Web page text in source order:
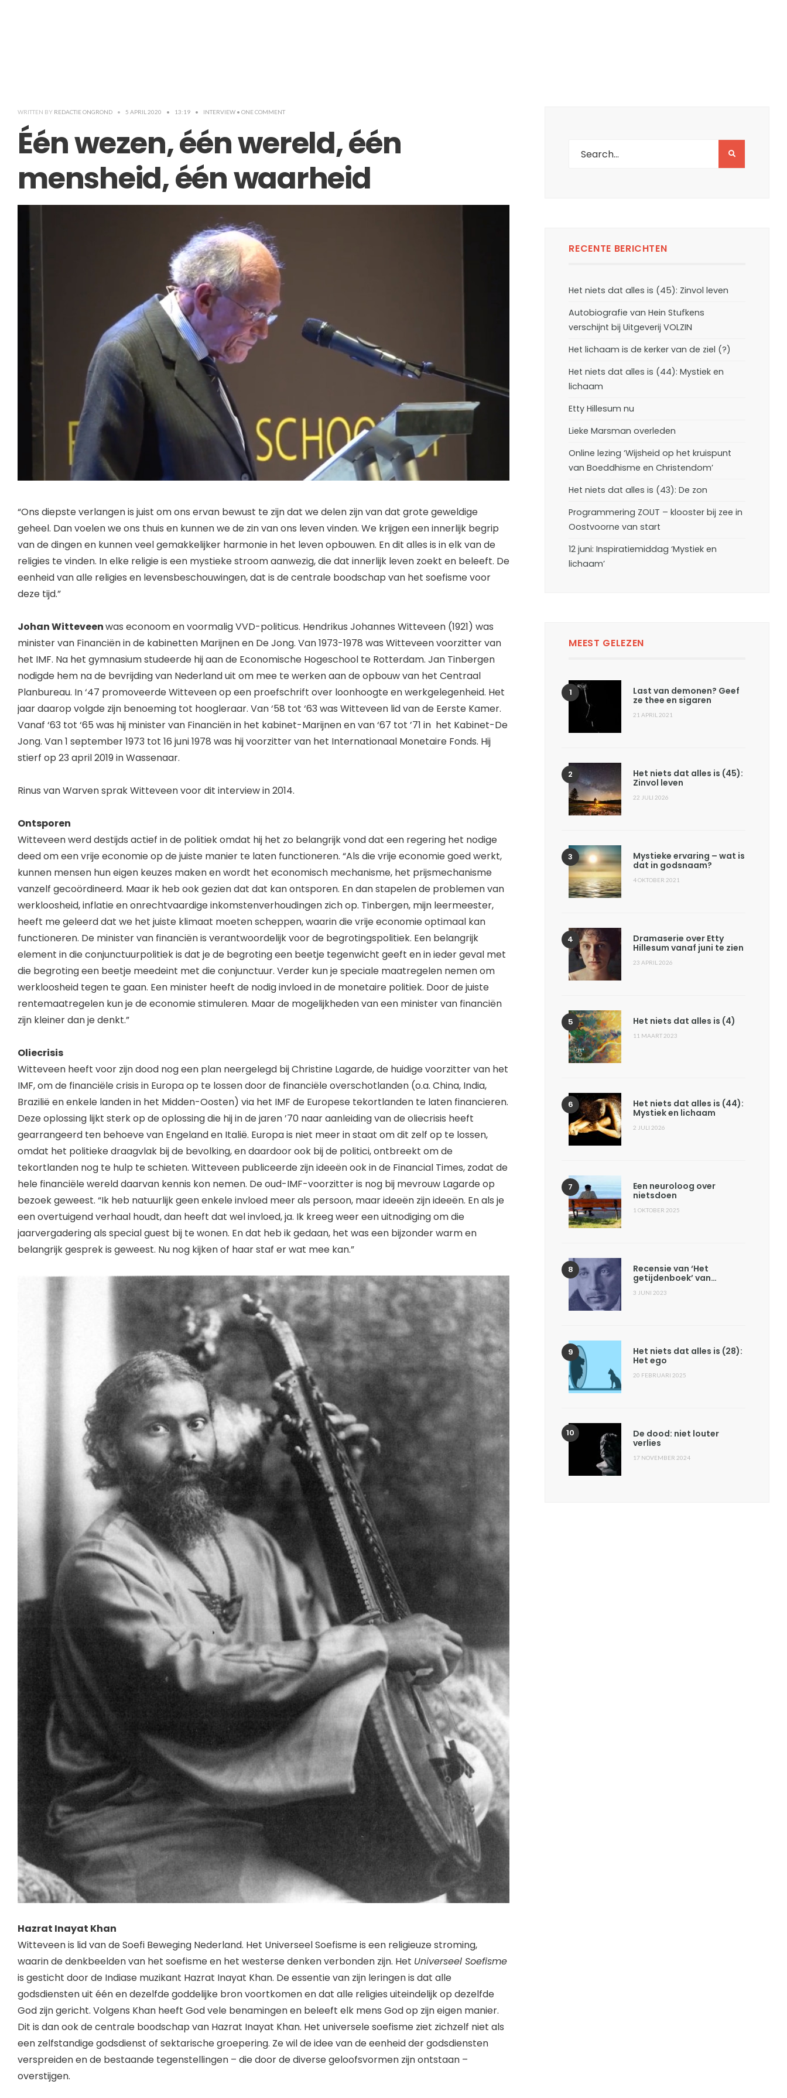
WRITTEN BY REDACTIE ONGROND • 5 APRIL 2020 • 13:19 • INTERVIEW • ONE COMMENT
Één wezen, één wereld, één
mensheid, één waarheid
“Ons diepste verlangen is juist om ons ervan bewust te zijn dat we delen zijn van dat grote geweldige
geheel. Dan voelen we ons thuis en kunnen we de zin van ons leven vinden. We krijgen een innerlijk begrip
van de dingen en kunnen veel gemakkelijker harmonie in het leven opbouwen. En dit alles is in elk van de
religies te vinden. In elke religie is een mystieke stroom aanwezig, die dat innerlijk leven zoekt en beleeft. De
eenheid van alle religies en levensbeschouwingen, dat is de centrale boodschap van het soefisme voor
deze tijd.”
Johan Witteveenwas econoom en voormalig VVD-politicus. Hendrikus Johannes Witteveen (1921) was
minister van Financiën in de kabinetten Marijnen en De Jong. Van 1973-1978 was Witteveen voorzitter van
het IMF. Na het gymnasium studeerde hij aan de Economische Hogeschool te Rotterdam. Jan Tinbergen
nodigde hem na de bevrijding van Nederland uit om mee te werken aan de opbouw van het Centraal
Planbureau. In ‘47 promoveerde Witteveen op een proefschrift over loonhoogte en werkgelegenheid. Het
jaar daarop volgde zijn benoeming tot hoogleraar. Van ‘58 tot ‘63 was Witteveen lid van de Eerste Kamer.
Vanaf ‘63 tot ‘65 was hij minister van Financiën in het kabinet-Marijnen en van ‘67 tot ’71 in het Kabinet-De
Jong. Van 1 september 1973 tot 16 juni 1978 was hij voorzitter van het Internationaal Monetaire Fonds. Hij
stierf op 23 april 2019 in Wassenaar.
Rinus van Warven sprak Witteveen voor dit interview in 2014.
Ontsporen
Witteveen werd destijds actief in de politiek omdat hij het zo belangrijk vond dat een regering het nodige
deed om een vrije economie op de juiste manier te laten functioneren. “Als die vrije economie goed werkt,
kunnen mensen hun eigen keuzes maken en wordt het economisch mechanisme, het prijsmechanisme
vanzelf gecoördineerd. Maar ik heb ook gezien dat dat kan ontsporen. En dan stapelen de problemen van
werkloosheid, inflatie en onrechtvaardige inkomstenverhoudingen zich op. Tinbergen, mijn leermeester,
heeft me geleerd dat we het juiste klimaat moeten scheppen, waarin die vrije economie optimaal kan
functioneren. De minister van financiën is verantwoordelijk voor de begrotingspolitiek. Een belangrijk
element in die conjunctuurpolitiek is dat je de begroting een beetje tegenwicht geeft en in ieder geval met
die begroting een beetje meedeint met die conjunctuur. Verder kun je speciale maatregelen nemen om
werkloosheid tegen te gaan. Een minister heeft de nodig invloed in de monetaire politiek. Door de juiste
rentemaatregelen kun je de economie stimuleren. Maar de mogelijkheden van een minister van financiën
zijn kleiner dan je denkt.”
Oliecrisis
Witteveen heeft voor zijn dood nog een plan neergelegd bij Christine Lagarde, de huidige voorzitter van het
IMF, om de financiële crisis in Europa op te lossen door de financiële overschotlanden (o.a. China, India,
Brazilië en enkele landen in het Midden-Oosten) via het IMF de Europese tekortlanden te laten financieren.
Deze oplossing lijkt sterk op de oplossing die hij in de jaren ’70 naar aanleiding van de oliecrisis heeft
gearrangeerd ten behoeve van Engeland en Italië. Europa is niet meer in staat om dit zelf op te lossen,
omdat het politieke draagvlak bij de bevolking, en daardoor ook bij de politici, ontbreekt om de
tekortlanden nog te hulp te schieten. Witteveen publiceerde zijn ideeën ook in de Financial Times, zodat de
hele financiële wereld daarvan kennis kon nemen. De oud-IMF-voorzitter is nog bij mevrouw Lagarde op
bezoek geweest. “Ik heb natuurlijk geen enkele invloed meer als persoon, maar ideeën zijn ideeën. En als je
een overtuigend verhaal houdt, dan heeft dat wel invloed, ja. Ik kreeg weer een uitnodiging om die
jaarvergadering als special guest bij te wonen. En dat heb ik gedaan, het was een bijzonder warm en
belangrijk gesprek is geweest. Nu nog kijken of haar staf er wat mee kan.”
Hazrat Inayat Khan
Witteveen is lid van de Soefi Beweging Nederland. Het Universeel Soefisme is een religieuze stroming,
waarin de denkbeelden van het soefisme en het westerse denken verbonden zijn. Het Universeel Soefisme
is gesticht door de Indiase muzikant Hazrat Inayat Khan. De essentie van zijn leringen is dat alle
godsdiensten uit één en dezelfde goddelijke bron voortkomen en dat alle religies uiteindelijk op dezelfde
God zijn gericht. Volgens Khan heeft God vele benamingen en beleeft elk mens God op zijn eigen manier.
Dit is dan ook de centrale boodschap van Hazrat Inayat Khan. Het universele soefisme ziet zichzelf niet als
een zelfstandige godsdienst of sektarische groepering. Ze wil de idee van de eenheid der godsdiensten
verspreiden en de bestaande tegenstellingen – die door de diverse geloofsvormen zijn ontstaan –
overstijgen.
RECENTE BERICHTEN
Het niets dat alles is (45): Zinvol leven
Autobiografie van Hein Stufkens
verschijnt bij Uitgeverij VOLZIN
Het lichaam is de kerker van de ziel (?)
Het niets dat alles is (44): Mystiek en
lichaam
Etty Hillesum nu
Lieke Marsman overleden
Online lezing ‘Wijsheid op het kruispunt
van Boeddhisme en Christendom’
Het niets dat alles is (43): De zon
Programmering ZOUT – klooster bij zee in
Oostvoorne van start
12 juni: Inspiratiemiddag ‘Mystiek en
lichaam’
MEEST GELEZEN
Last van demonen? Geef
ze thee en sigaren
21 APRIL 2021
Het niets dat alles is (45):
Zinvol leven
22 JULI 2026
Mystieke ervaring – wat is
dat in godsnaam?
4 OKTOBER 2021
Dramaserie over Etty
Hillesum vanaf juni te zien
23 APRIL 2026
Het niets dat alles is (4)
11 MAART 2023
Het niets dat alles is (44):
Mystiek en lichaam
2 JULI 2026
Een neuroloog over
nietsdoen
1 OKTOBER 2025
Recensie van ‘Het
getijdenboek’ van…
3 JUNI 2023
Het niets dat alles is (28):
Het ego
20 FEBRUARI 2025
De dood: niet louter
verlies
17 NOVEMBER 2024